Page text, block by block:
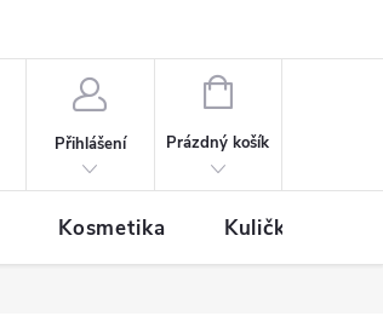
Přihlášení
NÁKUPNÍ
Prázdný košík
Kosmetika Kuličky